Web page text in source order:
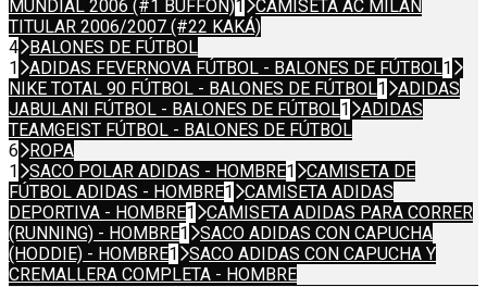
MUNDIAL 2006 (#1 BUFFON)1
CAMISETA AC MILÁN
TITULAR 2006/2007 (#22 KAKÁ)
4
BALONES DE FÚTBOL
1
ADIDAS FEVERNOVA FÚTBOL - BALONES DE FÚTBOL1
NIKE TOTAL 90 FÚTBOL - BALONES DE FÚTBOL1
ADIDAS
JABULANI FÚTBOL - BALONES DE FÚTBOL1
ADIDAS
TEAMGEIST FÚTBOL - BALONES DE FÚTBOL
6
ROPA
1
SACO POLAR ADIDAS - HOMBRE1
CAMISETA DE
FÚTBOL ADIDAS - HOMBRE1
CAMISETA ADIDAS
DEPORTIVA - HOMBRE1
CAMISETA ADIDAS PARA CORRER
(RUNNING) - HOMBRE1
SACO ADIDAS CON CAPUCHA
(HODDIE) - HOMBRE1
SACO ADIDAS CON CAPUCHA Y
CREMALLERA COMPLETA - HOMBRE